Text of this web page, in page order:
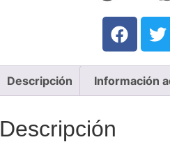
Descripción Información
Descripción